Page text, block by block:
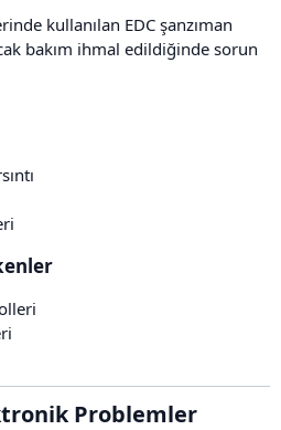
kullanılan EDC şanzıman
bakım ihmal edildiğinde sorun
Problemler​